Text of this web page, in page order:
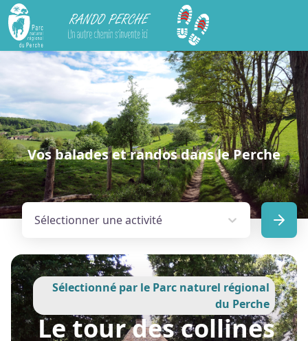
Rando Perche
Vos balades et randos dans le Perche
Sélectionner une activité
Sélectionné par le Parc naturel régional
du Perche
Le tour des collines